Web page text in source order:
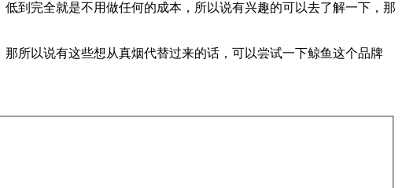
到完全就是不用做任何的成本，所以说有兴趣的可以去了解一下，那
所以说有这些想从真烟代替过来的话，可以尝试一下鲸鱼这个品牌